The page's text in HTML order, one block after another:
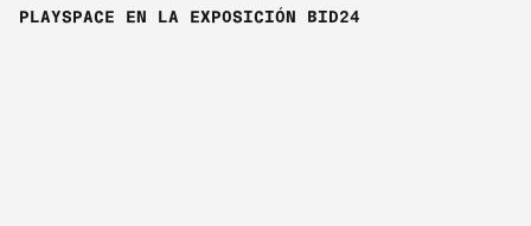
PLAYSPACE EN LA EXPOSICIÓN BID24